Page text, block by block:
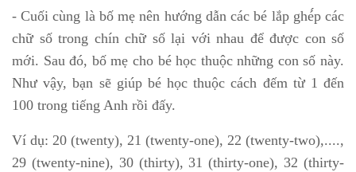
- Cuối cùng là bố mẹ nên hướng dẫn các bé lắp ghé́p các
chữ số trong chín chữ số lại với nhau để được con số
mới. Sau đó, bố mẹ cho bé học thuộc những con số này.
Như vậy, bạn sẽ giúp bé học thuộc cách đếm từ 1 đến
100 trong tiếng Anh rồi đấy.
Ví dụ: 20 (twenty), 21 (twenty-one), 22 (twenty-two),....,
29 (twenty-nine), 30 (thirty), 31 (thirty-one), 32 (thirty-